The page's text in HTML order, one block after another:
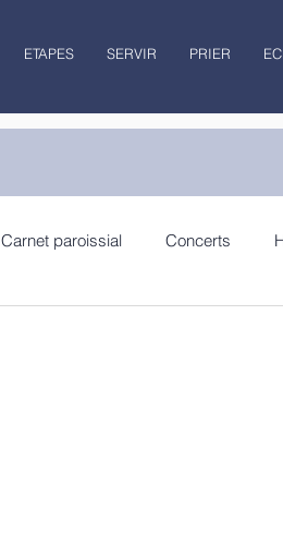
ETAPES SERVIR PRIER
Carnet paroissial Concerts